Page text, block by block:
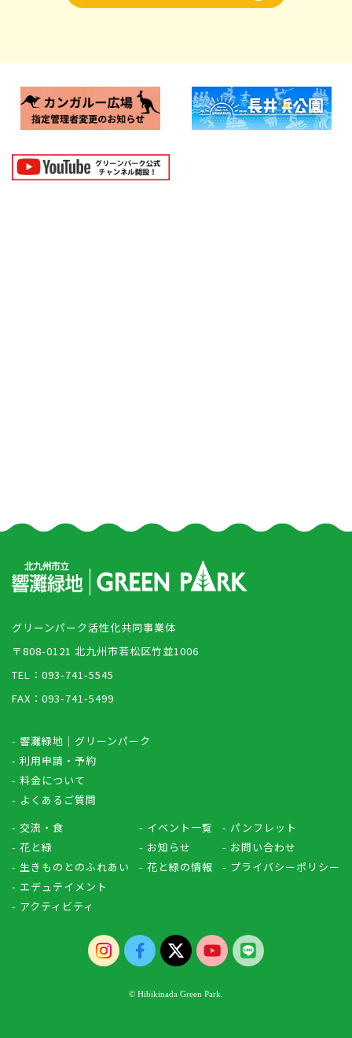
グリーンパーク活性化共同事業体
〒808-0121 北九州市若松区竹並1006
TEL：093-741-5545
FAX：093-741-5499
- 響灘緑地｜グリーンパーク
- 利用申請・予約
- 料金について
- よくあるご質問
- 交流・食
- 花と緑
- 生きものとのふれあい
- エデュテイメント
- アクティビティ
- イベント一覧
- お知らせ
- 花と緑の情報
- パンフレット
- お問い合わせ
- プライバシーポリシー
© Hibikinada Green Park.